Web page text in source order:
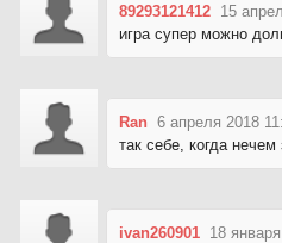
89293121412 15
игра супер можно
Ran 6 апреля 2018
так себе, когда нечем
ivan260901 18